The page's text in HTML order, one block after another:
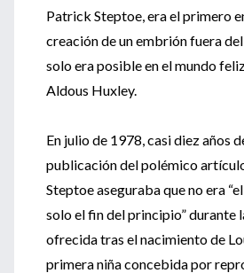
Patrick Steptoe, era el primero
creación de un embrión fuera
solo era posible en el mundo
Aldous Huxley.
En julio de 1978, casi diez años
publicación del polémico
Steptoe aseguraba que no era
solo el fin del principio” durante
ofrecida tras el nacimiento de
primera niña concebida por